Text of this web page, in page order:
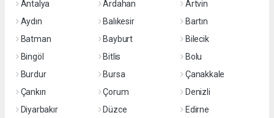
Antalya
Ardahan
Artvin
Aydın
Balıkesir
Bartın
Batman
Bayburt
Bilecik
Bingöl
Bitlis
Bolu
Burdur
Bursa
Çanakkale
Çankırı
Çorum
Denizli
Diyarbakır
Düzce
Edirne